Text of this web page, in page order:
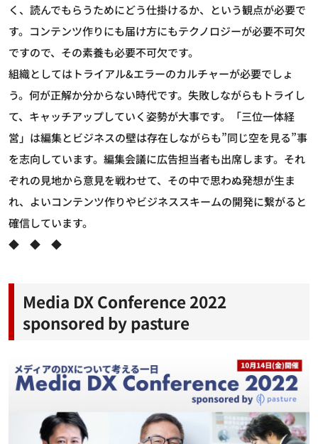
く、読んでもらうためにどう仕掛けるか、という観点が必要で
す。コンテンツ作りにも届け方にもテクノロジーが必要不可欠
ですので、その素養も必要不可欠です。
組織としてはトライアル&エラーのカルチャーが必要でしょ
う。何が正解か分からない時代です。失敗しながらもトライし
て、キャッチアップしていく姿勢が大事です。「三位一体経
営」は編集とビジネスの壁は存在しながらも”同じ空を見る”事
を志向しています。編集会議に広告担当者も出席します。それ
ぞれの見地から意見を戦わせて、その中で思わぬ発想が生ま
れ、よいコンテンツ作りやビジネススキームの開発に繋がると
確信しています。
◆ ◆ ◆
Media DX Conference 2022
sponsored by pasture